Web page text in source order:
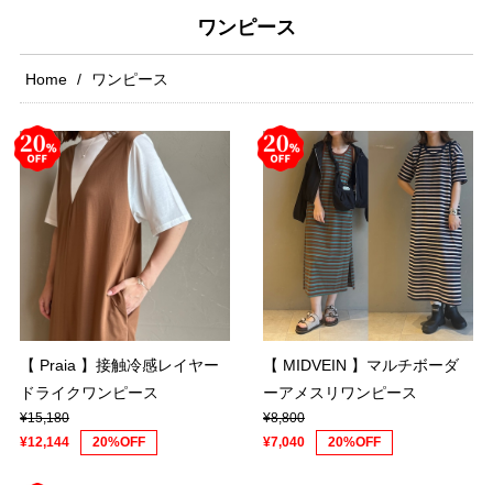
ワンピース
Home ワンピース
【 Praia 】接触冷感レイヤー
ドライクワンピース
¥15,180
¥12,144
20%OFF
【 MIDVEIN 】マルチボーダ
ーアメスリワンピース
¥8,800
¥7,040
20%OFF